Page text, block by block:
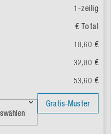
1-zeilig
€ Total
18,60 €
32,80 €
53,60 €
Gratis-Muster